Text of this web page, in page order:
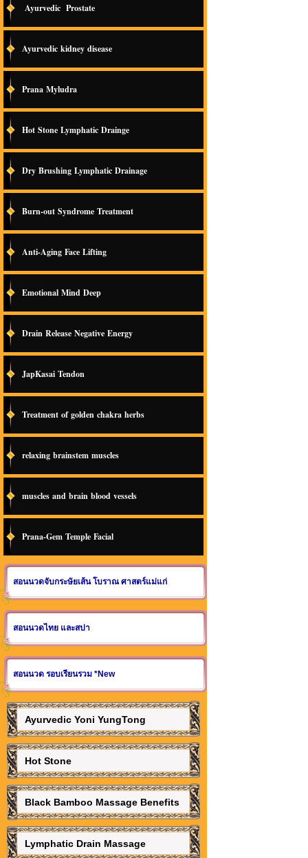
Ayurvedic Prostate
Ayurvedic kidney disease
Prana Myludra
Hot Stone Lymphatic Drainge
Dry Brushing Lymphatic Drainage
Burn-out Syndrome Treatment
Anti-Aging Face Lifting
Emotional Mind Deep
Drain Release Negative Energy
JapKasai Tendon
Treatment of golden chakra herbs
relaxing brainstem muscles
muscles and brain blood vessels
Prana-Gem Temple Facial
สอนนวดจับกระษัยเส้น โบราณ ศาสตร์แม่แก่
สอนนวดไทย และสปา
สอนนวด รอบเรียนรวม *New
Ayurvedic Yoni YungTong
Hot Stone
Black Bamboo Massage Benefits
Lymphatic Drain Massage